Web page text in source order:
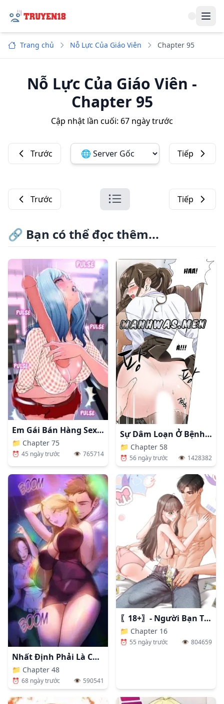
Trang chủ Nỗ Lực Của Giáo Viên Chapter 95
Nỗ Lực Của Giáo Viên -
Chapter 95
Cập nhật lần cuối: 67 ngày trước
Trước Đổi server ảnh: Tiếp
Trước
Danh sách chương
Tiếp
🔗 Bạn có thể đọc thêm...
Em Gái Bán Hàng Sextoy
📁 Chapter 75
⏰ 45 ngày trước 👁️ 765714
Sự Dâm Loạn Ở Bệnh Viện
📁 Chapter 58
⏰ 56 ngày trước 👁️ 1428382
Nhất Định Phải Là Chị Ấy
📁 Chapter 48
⏰ 68 ngày trước 👁️ 590541
〖18+〗- Người Bạn Thanh Mai Trúc Mã Tính Theo Giá Thị Trường
📁 Chapter 16
⏰ 55 ngày trước 👁️ 804659